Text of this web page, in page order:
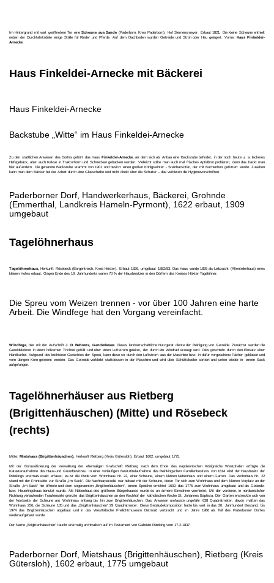
Im Hintergrund mit weit geöffnetem Tor eineScheune aus Sande (Paderborn, Kreis Paderborn), Hof Siemensmeyer. Erbaut 1821. Die kleine Scheune enthielt
neben der Durchfahrtsdiele einige Ställe für Rinder und Pferde. Auf dem Dachboden wurden Getreide und Stroh oder Heu gelagert. Vorne:Haus Finkeldei-
Arnecke
Haus Finkeldei-Arnecke mit Bäckerei
Haus Finkeldei-Arnecke
Backstube „Witte“ im Haus Finkeldei-Arnecke
Zu den stattlichen Anwesen des Dorfes gehört das Haus Finkeldei-Arnecke, an dem sich als Anbau eine Backstube befindet, in der noch heute u. a. leckeres
Hefegebäck, aber auch Kekse in Traktorform und Schnecken gebacken werden. Vielleicht sollte man auch mal frisches Apfelbrot probieren, denn das backt man
hier außerdem. Die genannte Backstube stammt von 1901 und besitzt einen großen Königswinter - Steinbackofen, der mit Buchenholz gefüttert wurde. Zusehen
kann man dem Bäcker bei der Arbeit durch eine Glasscheibe und nicht direkt über die Schulter – das verbieten die Hygienevorschriften.
Paderborner Dorf, Handwerkerhaus, Bäckerei, Grohnde
(Emmerthal, Landkreis Hameln-Pyrmont), 1622 erbaut, 1909
umgebaut
Tagelöhnerhaus
Tagelöhnerhaus,
Herkunft Rösebeck (Borgentreich, Kreis Höxter). Erbaut 1826, umgebaut 1882/83. Das Haus wurde 1826 als Leibzucht (Altenteilerhaus) eines
kleinen Hofes erbaut. Gegen Ende des 19. Jahrhunderts waren 70 % der Hausbesitzer in den Dörfern des Kreises Höxter Tagelöhner.
Die Spreu vom Weizen trennen - vor über 100 Jahren eine harte
Arbeit. Die Windfege hat den Vorgang vereinfacht.
Windfege , hier mit der AufschriftJ. D. Behrens, Ganderkesee. Dieses landwirtschaftliche Nutzgerät diente der Reinigung von Getreide. Zunächst werden die
Gereidekörner in einen hölzernen Trichter gefüllt und über einen Luftstrom geleitet, der durch ein Windrad erzeugt wird. Dies geschieht durch den Einsatz einer
Handkurbel. Aufgrund des leichteren Gewichtes der Spreu, kann diese so durch den Luftstrom aus der Maschine bzw. in dafür vorgesehene Fächer geblasen und
vom übrigen Korn getrennt werden. Das Getreide verbleibt stattdessen in der Maschine und wird über Schüttelsiebe sortiert und unten wieder in einem Sack
aufgefangen.
Tagelöhnerhäuser aus Rietberg
(Brigittenhäuschen) (Mitte) und Rösebeck
(rechts)
Mitte: Mietshaus (Brigittenhäuschen). Herkunft Rietberg (Kreis Gütersloh). Erbaut 1602, umgebaut 1775.
Mit der Borussifizierung der Verwaltung der ehemaligen Grafschaft Rietberg nach dem Ende des napoleonischen Königreichs Westphalen erfolgte die
Katasteraufnahme des Haus-und Grundbesitzes. In einer vorläufigen Besitztitelaufnahme des Reinkingschen Familienbesitzes von 1814 wird der Hausbesitz der
Reinkings erstmals exakt erfasst; es ist die Rede vom Wohnhaus Nr. 22, einer Scheune, einem kleinen Nebenhaus und einem Garten. Das Wohnhaus Nr. 22
stand mit der Frontseite zur Straße „Im Sack“. Die Nachbarparzelle war bebaut mit der Scheune, deren Tor sich zum Wohnhaus und dem kleinen Vorplatz an der
Straße „Im Sack“ hin öffnete und dem sogenannten „Brigittenhäuschen“, einem Speicher errichtet 1602, das 1775 zum Wohnhaus umgebaut und als Gesinde-
bzw. Heuerlingshaus benutzt wurde. Als Nebenhaus des größeren Bürgerhauses wurde es an ärmere Einwohner vermietet. Mit der vorderen, in nordwestlicher
Richtung verlaufenden Traufenseite grenzte das Brigittenhäuschen an den Kirchhof der katholischen Kirche St. Johannes Baptista. Der Garten erstreckte sich von
der Nordseite der Scheune am Wohnhaus entlang bis hin zum Brigittenhäuschen. Das Anwesen umfasste ungefähr 638 Quadratmeter; davon maßen das
Wohnhaus 256, die Scheune 105 und das „Brigittenhäuschen“ 29 Quadratmeter. Diese Gebäudekomposition hatte bis weit in das 20. Jahrhundert Bestand, bis
1974 das Brigittenhäuschen abgebaut und in das Westfälische Freilichtmuseum Detmold verbracht und im Jahre 1986 als Teil des Paderborner Dorfes
wiederaufgebaut wurde.
Der Name „Brigittenhäuschen“ taucht erstmalig archivalisch auf im Testament von Gabriele Reinking vom 17.2.1837.
Paderborner Dorf, Mietshaus (Brigittenhäuschen), Rietberg (Kreis
Gütersloh), 1602 erbaut, 1775 umgebaut